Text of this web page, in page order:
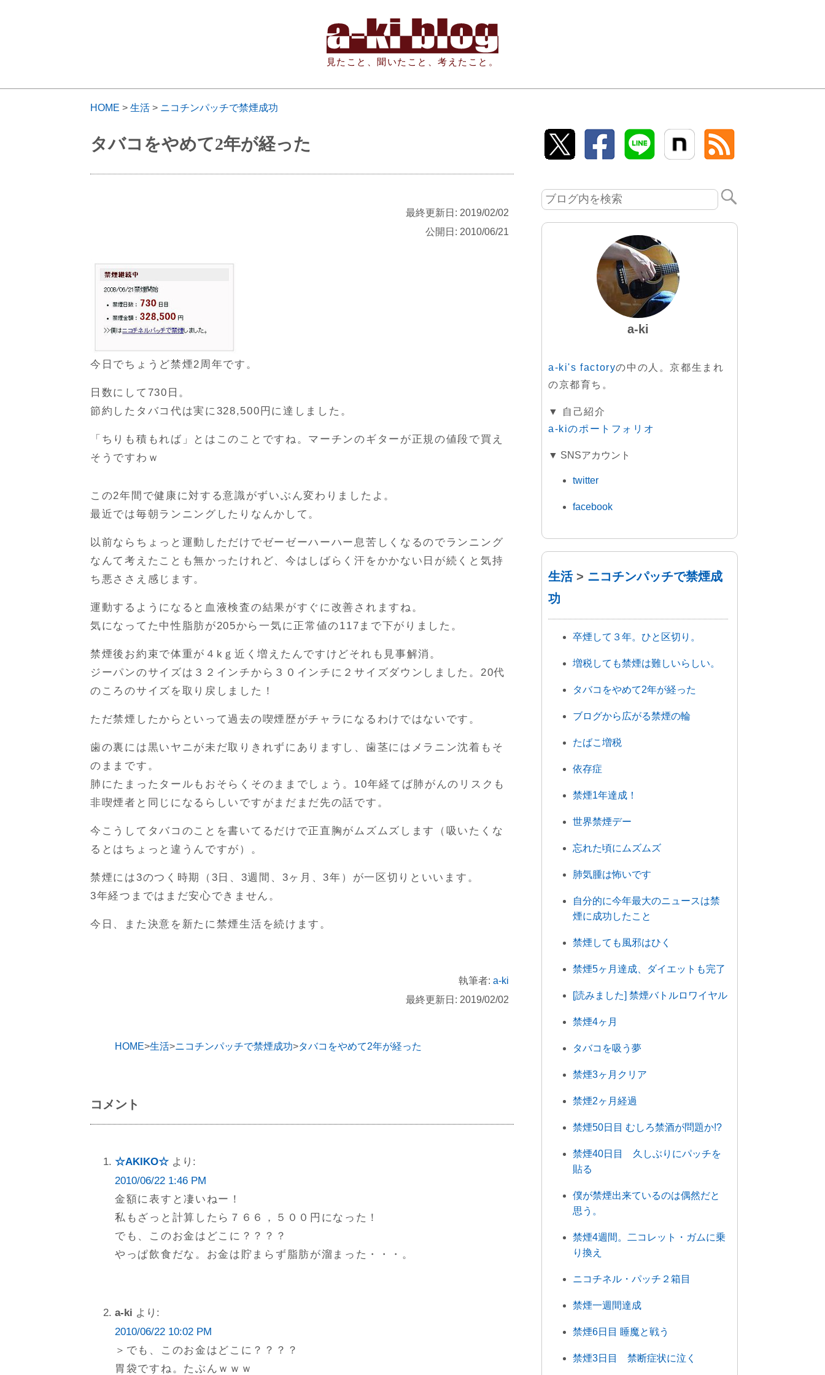
見たこと、聞いたこと、考えたこと。
HOME > 生活 > ニコチンパッチで禁煙成功
タバコをやめて2年が経った
最終更新日: 2019/02/02
公開日: 2010/06/21
今日でちょうど禁煙2周年です。
日数にして730日。
節約したタバコ代は実に328,500円に達しました。
「ちりも積もれば」とはこのことですね。マーチンのギターが正規の値段で買え
そうですわｗ
この2年間で健康に対する意識がずいぶん変わりましたよ。
最近では毎朝ランニングしたりなんかして。
以前ならちょっと運動しただけでゼーゼーハーハー息苦しくなるのでランニング
なんて考えたことも無かったけれど、今はしばらく汗をかかない日が続くと気持
ち悪ささえ感じます。
運動するようになると血液検査の結果がすぐに改善されますね。
気になってた中性脂肪が205から一気に正常値の117まで下がりました。
禁煙後お約束で体重が４kｇ近く増えたんですけどそれも見事解消。
ジーパンのサイズは３２インチから３０インチに２サイズダウンしました。20代
のころのサイズを取り戻しました！
ただ禁煙したからといって過去の喫煙歴がチャラになるわけではないです。
歯の裏には黒いヤニが未だ取りきれずにありますし、歯茎にはメラニン沈着もそ
のままです。
肺にたまったタールもおそらくそのままでしょう。10年経てば肺がんのリスクも
非喫煙者と同じになるらしいですがまだまだ先の話です。
今こうしてタバコのことを書いてるだけで正直胸がムズムズします（吸いたくな
るとはちょっと違うんですが）。
禁煙には3のつく時期（3日、3週間、3ヶ月、3年）が一区切りといいます。
3年経つまではまだ安心できません。
今日、また決意を新たに禁煙生活を続けます。
執筆者: a-ki
最終更新日: 2019/02/02
HOME 生活 ニコチンパッチで禁煙成功 タバコをやめて2年が経った
コメント
☆AKIKO☆ より:
2010/06/22 1:46 PM
金額に表すと凄いねー！
私もざっと計算したら７６６，５００円になった！
でも、このお金はどこに？？？？
やっぱ飲食だな。お金は貯まらず脂肪が溜まった・・・。
a-ki より:
2010/06/22 10:02 PM
＞でも、このお金はどこに？？？？
胃袋ですね。たぶんｗｗｗ
a-ki
a-ki's factoryの中の人。京都生まれ
の京都育ち。
▼ 自己紹介
a-kiのポートフォリオ
▼ SNSアカウント
twitter
facebook
生活> ニコチンパッチで禁煙成
功
卒煙して３年。ひと区切り。
増税しても禁煙は難しいらしい。
タバコをやめて2年が経った
ブログから広がる禁煙の輪
たばこ増税
依存症
禁煙1年達成！
世界禁煙デー
忘れた頃にムズムズ
肺気腫は怖いです
自分的に今年最大のニュースは禁
煙に成功したこと
禁煙しても風邪はひく
禁煙5ヶ月達成、ダイエットも完了
[読みました] 禁煙バトルロワイヤル
禁煙4ヶ月
タバコを吸う夢
禁煙3ヶ月クリア
禁煙2ヶ月経過
禁煙50日目 むしろ禁酒が問題か!?
禁煙40日目 久しぶりにパッチを
貼る
僕が禁煙出来ているのは偶然だと
思う。
禁煙4週間。二コレット・ガムに乗
り換え
ニコチネル・パッチ２箱目
禁煙一週間達成
禁煙6日目 睡魔と戦う
禁煙3日目 禁断症状に泣く